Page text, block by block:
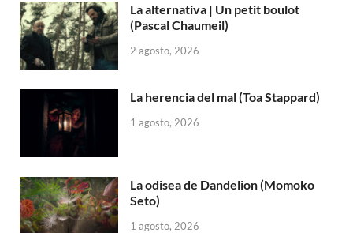
La alternativa | Un petit boulot
(Pascal Chaumeil)
2 agosto, 2026
La herencia del mal (Toa Stappard)
1 agosto, 2026
La odisea de Dandelion (Momoko
Seto)
1 agosto, 2026